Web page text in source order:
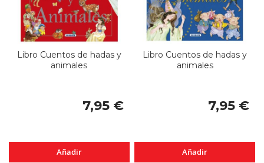
Libro Cuentos de hadas y
animales
7,95 €
Añadir
Libro Cuentos de hadas y
animales
7,95 €
Añadir